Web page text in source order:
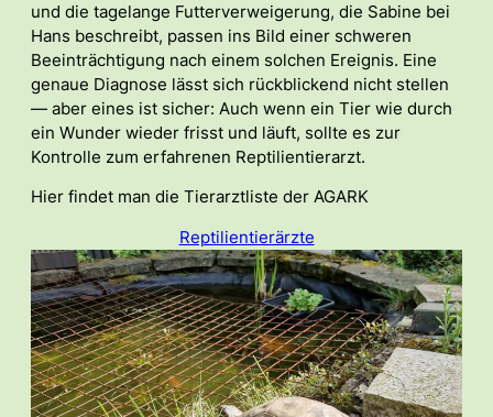
und die tagelange Futterverweigerung, die Sabine bei
Hans beschreibt, passen ins Bild einer schweren
Beeinträchtigung nach einem solchen Ereignis. Eine
genaue Diagnose lässt sich rückblickend nicht stellen
— aber eines ist sicher: Auch wenn ein Tier wie durch
ein Wunder wieder frisst und läuft, sollte es zur
Kontrolle zum erfahrenen Reptilientierarzt.
Hier findet man die Tierarztliste der AGARK
Reptilientierärzte